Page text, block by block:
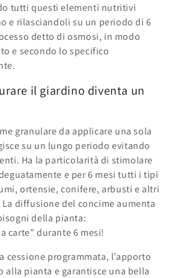
tutti questi elementi nutritivi
e rilasciandoli su un periodo di 6
detto di osmosi, in modo
e secondo lo specifico
il giardino diventa un
granulare da applicare una sola
su un lungo periodo evitando
Ha la particolarità di stimolare
e per 6 mesi tutti i tipi
ortensie, conifere, arbusti e altri
diffusione del concime aumenta
della pianta:
carte” durante 6 mesi!
cessione programmata, l’apporto
pianta e garantisce una bella